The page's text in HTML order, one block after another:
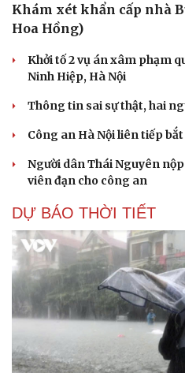
check-in
Khám xét khẩn cấp nhà
Hoa Hồng)
Khởi tố 2 vụ án xâm phạm
Ninh Hiệp, Hà Nội
Thông tin sai sự thật, hai
Công an Hà Nội liên tiếp
Người dân Thái Nguyên
viên đạn cho công an
DỰ BÁO THỜI TIẾT